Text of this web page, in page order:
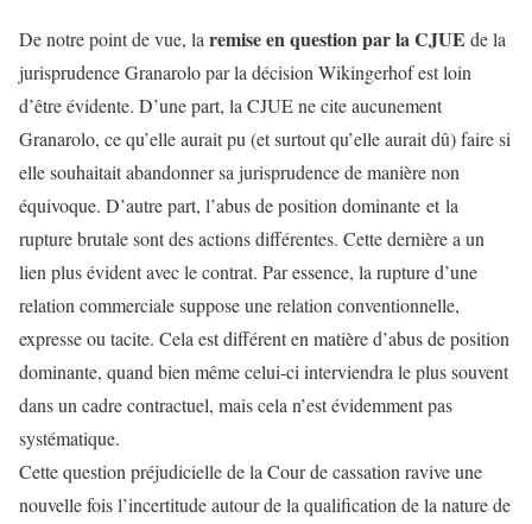
De notre point de vue, laremise en question par la CJUE de la
jurisprudence Granarolo par la décision Wikingerhof est loin
d’être évidente. D’une part, la CJUE ne cite aucunement
Granarolo, ce qu’elle aurait pu (et surtout qu’elle aurait dû) faire si
elle souhaitait abandonner sa jurisprudence de manière non
équivoque. D’autre part, l’abus de position dominante et la
rupture brutale sont des actions différentes. Cette dernière a un
lien plus évident avec le contrat. Par essence, la rupture d’une
relation commerciale suppose une relation conventionnelle,
expresse ou tacite. Cela est différent en matière d’abus de position
dominante, quand bien même celui-ci interviendra le plus souvent
dans un cadre contractuel, mais cela n’est évidemment pas
systématique.
Cette question préjudicielle de la Cour de cassation ravive une
nouvelle fois l’incertitude autour de la qualification de la nature de